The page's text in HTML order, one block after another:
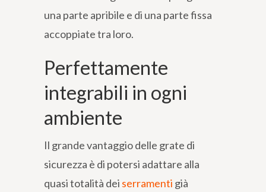
una parte apribile e di una parte fissa
accoppiate tra loro.
Perfettamente
integrabili in ogni
ambiente
Il grande vantaggio delle grate di
sicurezza è di potersi adattare alla
quasi totalità dei serramenti già